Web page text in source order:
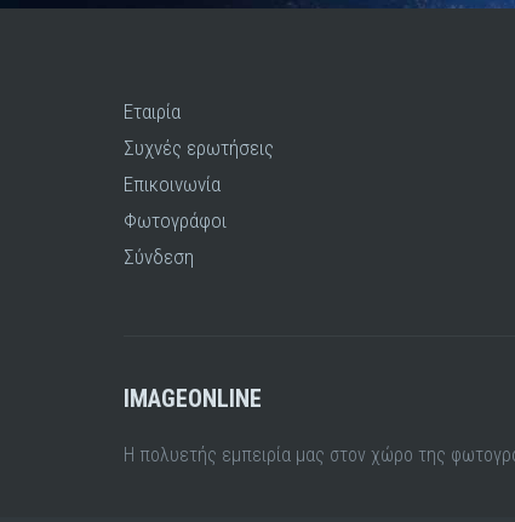
Εταιρία
Συχνές ερωτήσεις
Επικοινωνία
Φωτογράφοι
Σύνδεση
IMAGEONLINE
Η πολυετής εμπειρία μας στον χώρο της